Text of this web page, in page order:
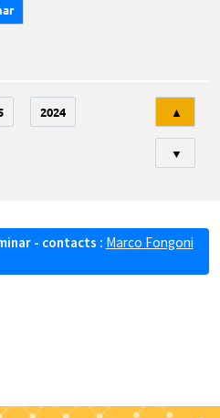
2024 ▲
▼
- contacts : Marco Fongoni